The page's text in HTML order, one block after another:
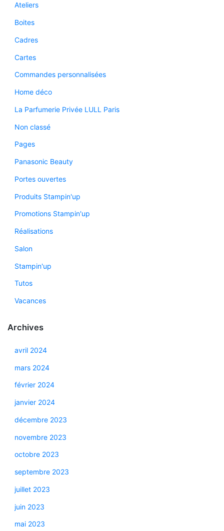
Ateliers
Boites
Cadres
Cartes
Commandes personnalisées
Home déco
La Parfumerie Privée LULL Paris
Non classé
Pages
Panasonic Beauty
Portes ouvertes
Produits Stampin'up
Promotions Stampin'up
Réalisations
Salon
Stampin'up
Tutos
Vacances
Archives
avril 2024
mars 2024
février 2024
janvier 2024
décembre 2023
novembre 2023
octobre 2023
septembre 2023
juillet 2023
juin 2023
mai 2023